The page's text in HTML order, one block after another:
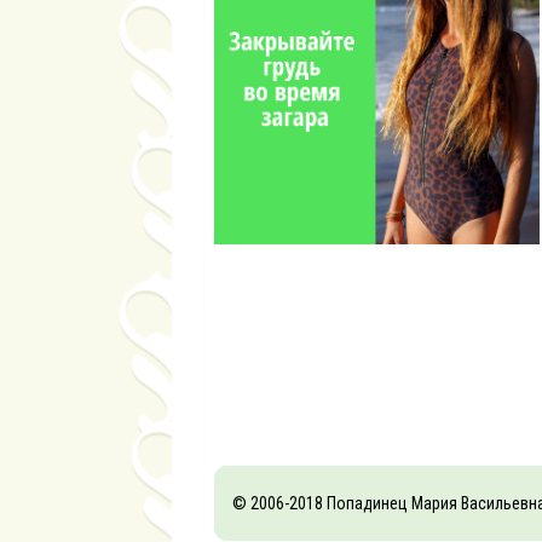
© 2006-2018 Попадинец Мария